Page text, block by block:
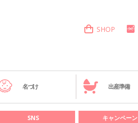
SHOP
名づけ 出産準備
SNS キャンペーン